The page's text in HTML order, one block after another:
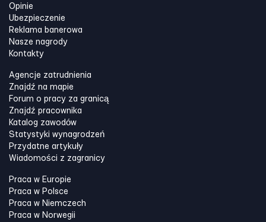
Opinie
Ubezpieczenie
Reklama banerowa
Nasze nagrody
Kontakty
Agencje zatrudnienia
Znajdź na mapie
Forum o pracy za granicą
Znajdź pracownika
Katalog zawodów
Statystyki wynagrodzeń
Przydatne artykuły
Wiadomości z zagranicy
Praca w Europie
Praca w Polsce
Praca w Niemczech
Praca w Norwegii